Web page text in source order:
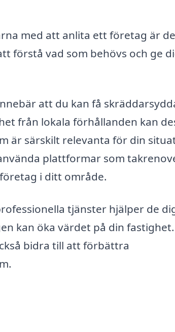
med att anlita ett företag är
förstå vad som behövs och ge
att du kan få
från lokala förhållanden kan
är särskilt relevanta för din
plattformar som
i ditt område.
tjänster hjälper de
kan öka värdet på din
bidra till att förbättra